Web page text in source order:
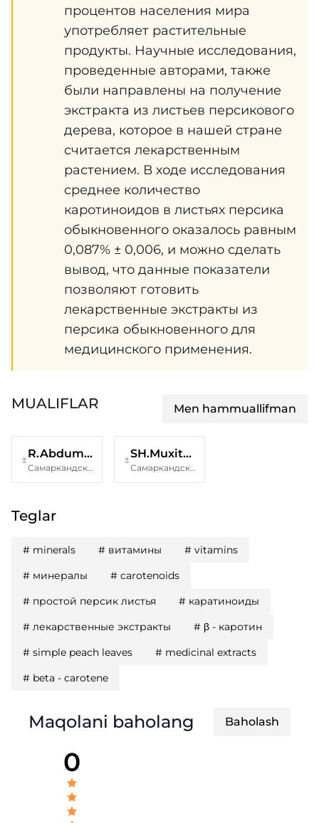
процентов населения мира
употребляет растительные
продукты. Научные исследования,
проведенные авторами, также
были направлены на получение
экстракта из листьев персикового
дерева, которое в нашей стране
считается лекарственным
растением. В ходе исследования
среднее количество
каротиноидов в листьях персика
обыкновенного оказалось равным
0,087% ± 0,006, и можно сделать
вывод, что данные показатели
позволяют готовить
лекарственные экстракты из
персика обыкновенного для
медицинского применения.
MUALIFLAR Men hammuallifman
R.Abdumuminova
Самаркандский государственный медицинский университет
SH.Muxitdinov
Самаркандский государственный медицинский университет
Teglar
# minerals # витамины # vitamins
# минералы # carotenoids
# простой персик листья # каратиноиды
# лекарственные экстракты # β - каротин
# simple peach leaves # medicinal extracts
# beta - carotene
Maqolani baholang Baholash
0